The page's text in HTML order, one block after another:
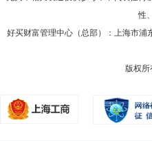
性
好买财富管理中心（总部）：上海市
版权